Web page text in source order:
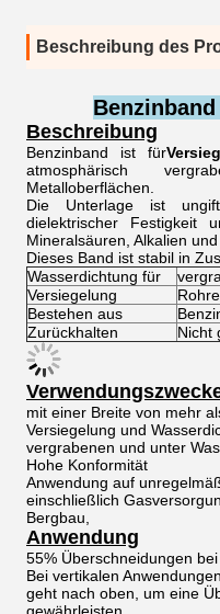
Beschreibung des
Beschreibung
Benzinband ist für
atmosphärisch
Metalloberflächen.
Die Unterlage ist
dielektrischer Festigkeit
Mineralsäuren, Alkalien und
Dieses Band ist stabil in
Wasserdichtung für
Versiegelung
Bestehen aus
Zurückhalten
Nicht
mit einer Breite von mehr
Versiegelung und
vergrabenen und unter
Hohe Konformität
Anwendung auf
einschließlich
Bergbau,
Anwendung
55% Überschneidungen
Bei vertikalen
geht nach oben, um eine